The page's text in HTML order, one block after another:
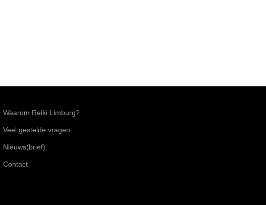
Waarom Reiki Limburg?
Veel gestelde vragen
Nieuws(brief)
Contact